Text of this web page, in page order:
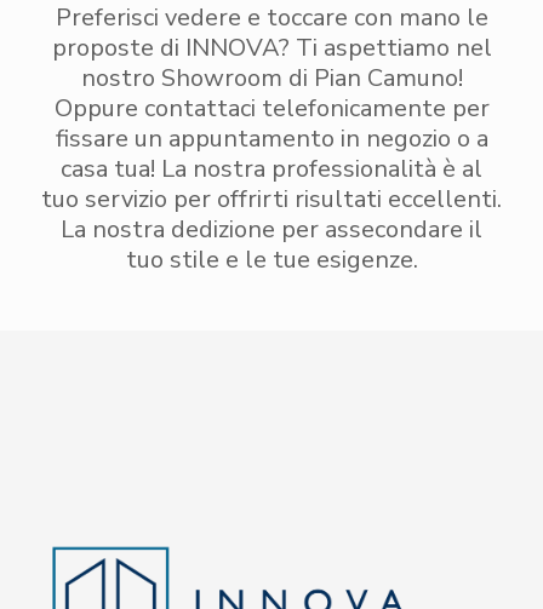
Preferisci vedere e toccare con mano le
proposte di INNOVA? Ti aspettiamo nel
nostro Showroom di Pian Camuno!
Oppure contattaci telefonicamente per
fissare un appuntamento in negozio o a
casa tua! La nostra professionalità è al
tuo servizio per offrirti risultati eccellenti.
La nostra dedizione per assecondare il
tuo stile e le tue esigenze.